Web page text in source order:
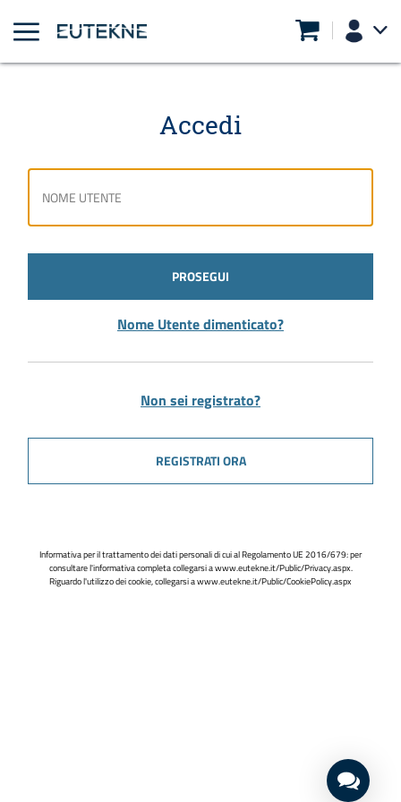
Accedi
PROSEGUI
Nome Utente dimenticato?
Non sei registrato?
REGISTRATI ORA
Informativa per il trattamento dei dati personali di cui al Regolamento UE 2016/679: per
consultare l'informativa completa collegarsi awww.eutekne.it/Public/Privacy.aspx.
Riguardo l'utilizzo dei cookie, collegarsi awww.eutekne.it/Public/CookiePolicy.aspx